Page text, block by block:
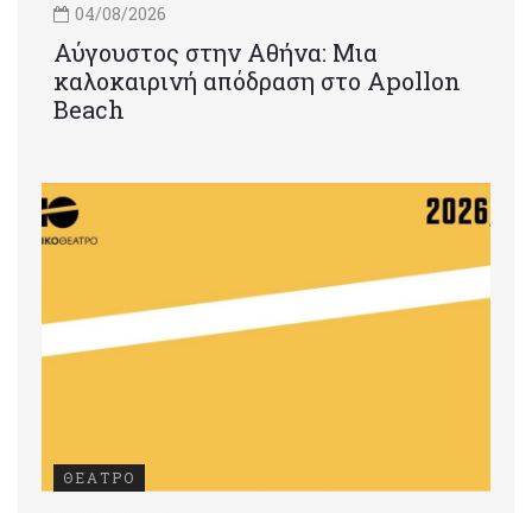
04/08/2026
Αύγουστος στην Αθήνα: Μια
καλοκαιρινή απόδραση στο Apollon
Beach
ΘΕΑΤΡΟ